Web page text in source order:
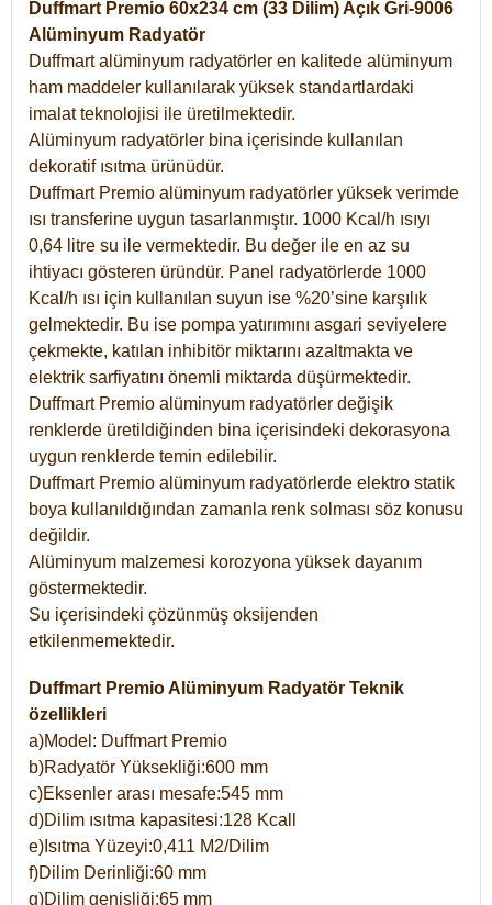
Duffmart Premio 60x234 cm (33 Dilim) Açık Gri-9006
Alüminyum Radyatör
Duffmart alüminyum radyatörler en kalitede alüminyum
ham maddeler kullanılarak yüksek standartlardaki
imalat teknolojisi ile üretilmektedir.
Alüminyum radyatörler bina içerisinde kullanılan
dekoratif ısıtma ürünüdür.
Duffmart Premio alüminyum radyatörler yüksek verimde
ısı transferine uygun tasarlanmıştır. 1000 Kcal/h ısıyı
0,64 litre su ile vermektedir. Bu değer ile en az su
ihtiyacı gösteren üründür. Panel radyatörlerde 1000
Kcal/h ısı için kullanılan suyun ise %20’sine karşılık
gelmektedir. Bu ise pompa yatırımını asgari seviyelere
çekmekte, katılan inhibitör miktarını azaltmakta ve
elektrik sarfiyatını önemli miktarda düşürmektedir.
Duffmart Premio alüminyum radyatörler değişik
renklerde üretildiğinden bina içerisindeki dekorasyona
uygun renklerde temin edilebilir.
Duffmart Premio alüminyum radyatörlerde elektro statik
boya kullanıldığından zamanla renk solması söz konusu
değildir.
Alüminyum malzemesi korozyona yüksek dayanım
göstermektedir.
Su içerisindeki çözünmüş oksijenden
etkilenmemektedir.
Duffmart Premio Alüminyum Radyatör Teknik
özellikleri
a)Model: Duffmart Premio
b)Radyatör Yüksekliği:600 mm
c)Eksenler arası mesafe:545 mm
d)Dilim ısıtma kapasitesi:128 Kcall
e)Isıtma Yüzeyi:0,411 M2/Dilim
f)Dilim Derinliği:60 mm
g)Dilim genişliği:65 mm